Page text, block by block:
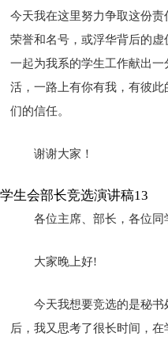
今天我在这里努力争取这份
荣誉和名号，或浮华背后的虚
一起为我系的学生工作献出
活，一路上有你有我，有彼
们的信任。
谢谢大家！
学生会部长竞选演讲稿13
各位主席、部长，各位同
大家晚上好!
今天我想要竞选的是秘
后，我又思考了很长时间，